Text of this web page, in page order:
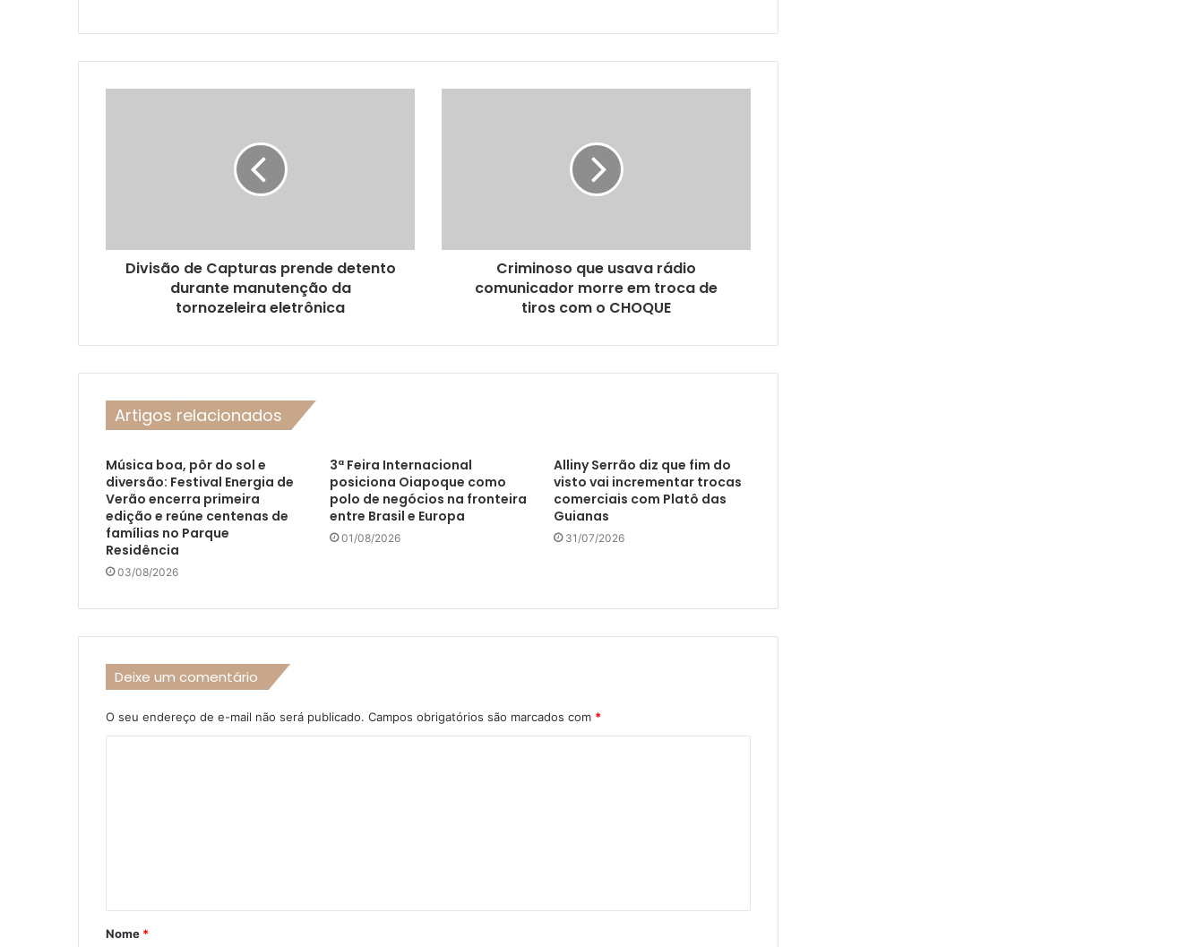
Divisão de Capturas prende detento
durante manutenção da
tornozeleira eletrônica
Criminoso que usava rádio
comunicador morre em troca de
tiros com o CHOQUE
Artigos relacionados
Música boa, pôr do sol e
diversão: Festival Energia de
Verão encerra primeira
edição e reúne centenas de
famílias no Parque
Residência
03/08/2026
3ª Feira Internacional
posiciona Oiapoque como
polo de negócios na fronteira
entre Brasil e Europa
01/08/2026
Alliny Serrão diz que fim do
visto vai incrementar trocas
comerciais com Platô das
Guianas
31/07/2026
Deixe um comentário
O seu endereço de e-mail não será publicado. Campos obrigatórios são marcados com *
á
r
Nome *